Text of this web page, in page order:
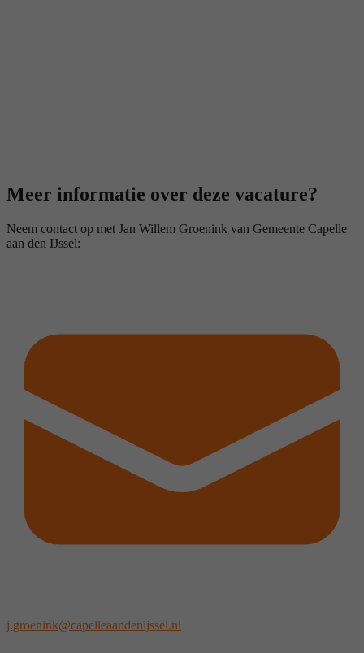
Meer informatie over deze vacature?
Neem contact op met Jan Willem Groenink van Gemeente Capelle
aan den IJssel:
j.groenink@capelleaandenijssel.nl